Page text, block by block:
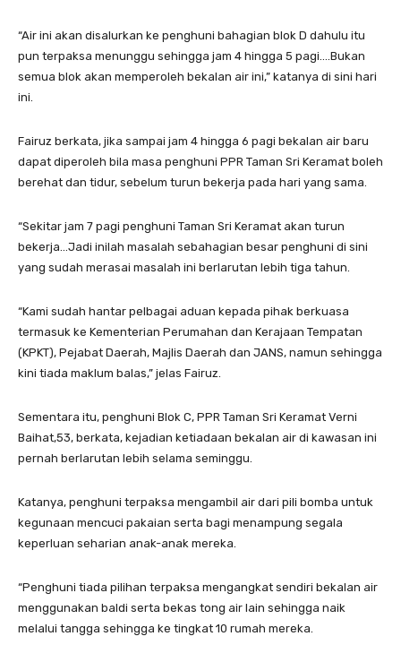
“Air ini akan disalurkan ke penghuni bahagian blok D dahulu itu
pun terpaksa menunggu sehingga jam 4 hingga 5 pagi….Bukan
semua blok akan memperoleh bekalan air ini,” katanya di sini hari
ini.
Fairuz berkata, jika sampai jam 4 hingga 6 pagi bekalan air baru
dapat diperoleh bila masa penghuni PPR Taman Sri Keramat boleh
berehat dan tidur, sebelum turun bekerja pada hari yang sama.
“Sekitar jam 7 pagi penghuni Taman Sri Keramat akan turun
bekerja…Jadi inilah masalah sebahagian besar penghuni di sini
yang sudah merasai masalah ini berlarutan lebih tiga tahun.
“Kami sudah hantar pelbagai aduan kepada pihak berkuasa
termasuk ke Kementerian Perumahan dan Kerajaan Tempatan
(KPKT), Pejabat Daerah, Majlis Daerah dan JANS, namun sehingga
kini tiada maklum balas,” jelas Fairuz.
Sementara itu, penghuni Blok C, PPR Taman Sri Keramat Verni
Baihat,53, berkata, kejadian ketiadaan bekalan air di kawasan ini
pernah berlarutan lebih selama seminggu.
Katanya, penghuni terpaksa mengambil air dari pili bomba untuk
kegunaan mencuci pakaian serta bagi menampung segala
keperluan seharian anak-anak mereka.
“Penghuni tiada pilihan terpaksa mengangkat sendiri bekalan air
menggunakan baldi serta bekas tong air lain sehingga naik
melalui tangga sehingga ke tingkat 10 rumah mereka.